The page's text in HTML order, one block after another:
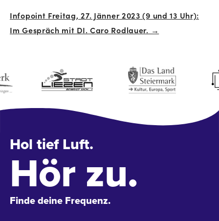
Infopoint Freitag, 27. Jänner 2023 (9 und 13 Uhr):
Im Gespräch mit DI. Caro Rodlauer. →
Hol tief Luft.
Hör zu.
Finde deine Frequenz.